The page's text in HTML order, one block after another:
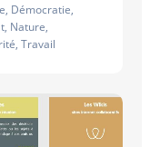
, Démocratie,
, Nature,
, Travail